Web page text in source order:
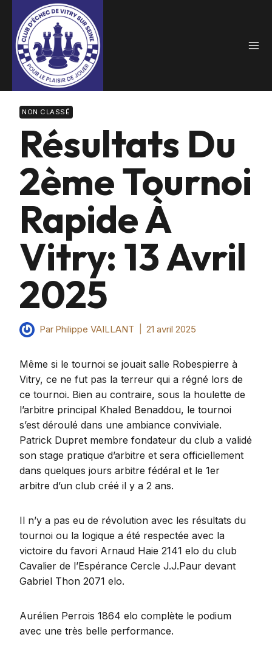
content
NON CLASSÉ
Résultats Du
2ème Tournoi
Rapide À
Vitry: 13 Avril
2025
Par Philippe VAILLANT 21 avril 2025
Même si le tournoi se jouait salle Robespierre à
Vitry, ce ne fut pas la terreur qui a régné lors de
ce tournoi. Bien au contraire, sous la houlette de
l’arbitre principal Khaled Benaddou, le tournoi
s’est déroulé dans une ambiance conviviale.
Patrick Dupret membre fondateur du club a validé
son stage pratique d’arbitre et sera officiellement
dans quelques jours arbitre fédéral et le 1er
arbitre d’un club créé il y a 2 ans.
Il n’y a pas eu de révolution avec les résultats du
tournoi ou la logique a été respectée avec la
victoire du favori Arnaud Haie 2141 elo du club
Cavalier de l’Espérance Cercle J.J.Paur devant
Gabriel Thon 2071 elo.
Aurélien Perrois 1864 elo complète le podium
avec une très belle performance.